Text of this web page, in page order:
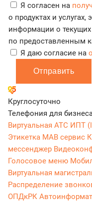
Я согласен на
о продуктах и
информации о текущих
по предоставленным
Я даю согласие на
Отправить
Круглосуточно
Телефония для
Виртуальная АТС ИПТ
Этикетка МАВ сервис
мессенджер
Голосовое меню
Виртуальная
Распределение
ОПДкРК